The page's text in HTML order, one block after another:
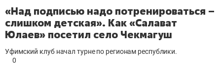
«Над подписью надо потренироваться –
слишком детская». Как «Салават
Юлаев» посетил село Чекмагуш
Уфимский клуб начал турне по регионам республики.
0